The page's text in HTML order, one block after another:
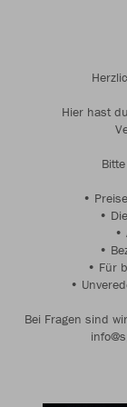
Hier hast
•
•
•
•
• Für
•
Bei Fragen sind